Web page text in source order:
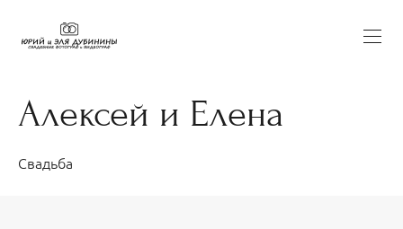
Алексей и Елена
Свадьба